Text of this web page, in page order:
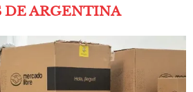
ARGENTINA